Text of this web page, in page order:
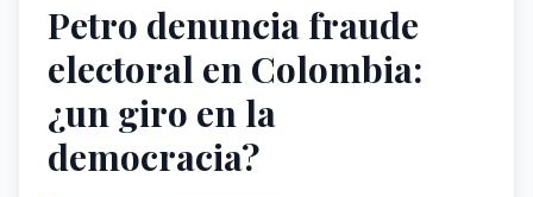
Petro denuncia fraude
electoral en Colombia:
¿un giro en la
democracia?